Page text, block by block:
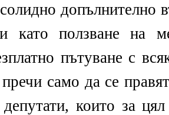
допълнително
като ползване на
пътуване с
само да се
депутати, които за